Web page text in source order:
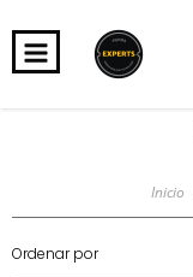
Inicio
Ordenar por